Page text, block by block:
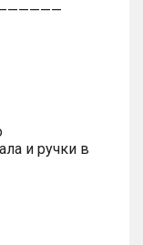
и ручки в